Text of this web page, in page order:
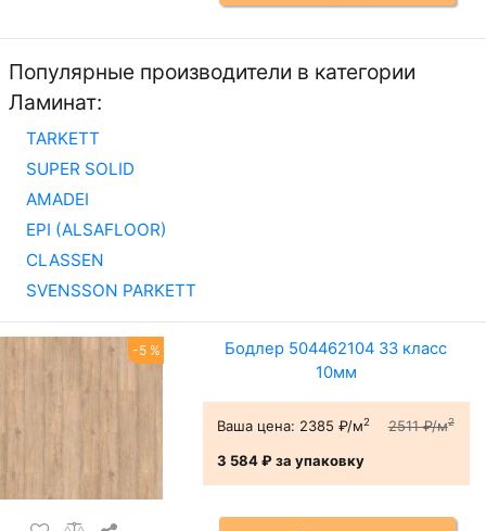
Популярные производители в категории
Ламинат:
TARKETT
SUPER SOLID
AMADEI
EPI (ALSAFLOOR)
CLASSEN
SVENSSON PARKETT
-5 %
Бодлер 504462104 33 класс
10мм
Ваша цена: 2385 ₽/м2 2511 ₽/м2
3 584 ₽за упаковку